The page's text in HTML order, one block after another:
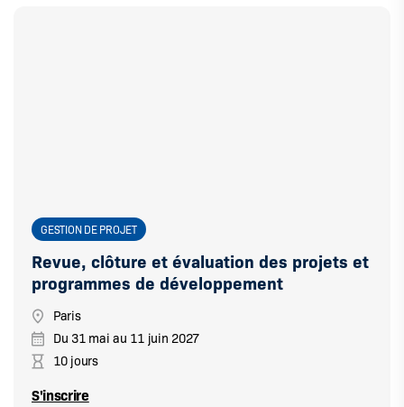
GESTION DE PROJET
Revue, clôture et évaluation des projets et
programmes de développement
Paris
Du 31 mai au 11 juin 2027
10 jours
S'inscrire